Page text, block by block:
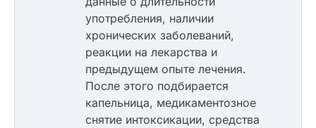
употребления, наличии
хронических заболеваний,
реакции на лекарства и
предыдущем опыте лечения.
После этого подбирается
капельница, медикаментозное
снятие интоксикации, средства